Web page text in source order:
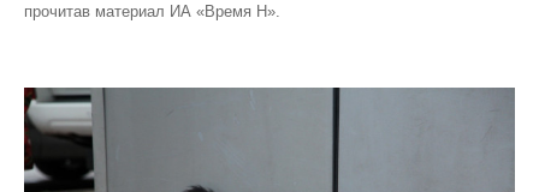
прочитав материал ИА «Время Н».